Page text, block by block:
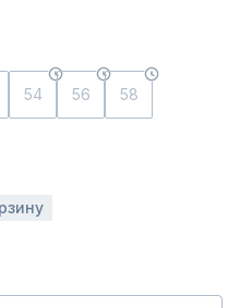
54 56 58